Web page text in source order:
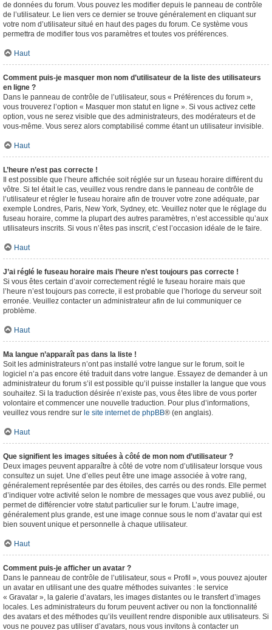
de données du forum. Vous pouvez les modifier depuis le panneau de contrôle
de l’utilisateur. Le lien vers ce dernier se trouve généralement en cliquant sur
votre nom d’utilisateur situé en haut des pages du forum. Ce système vous
permettra de modifier tous vos paramètres et toutes vos préférences.
Haut
Comment puis-je masquer mon nom d’utilisateur de la liste des utilisateurs
en ligne ?
Dans le panneau de contrôle de l’utilisateur, sous « Préférences du forum »,
vous trouverez l’option « Masquer mon statut en ligne ». Si vous activez cette
option, vous ne serez visible que des administrateurs, des modérateurs et de
vous-même. Vous serez alors comptabilisé comme étant un utilisateur invisible.
Haut
L’heure n’est pas correcte !
Il est possible que l’heure affichée soit réglée sur un fuseau horaire différent du
vôtre. Si tel était le cas, veuillez vous rendre dans le panneau de contrôle de
l’utilisateur et régler le fuseau horaire afin de trouver votre zone adéquate, par
exemple Londres, Paris, New York, Sydney, etc. Veuillez noter que le réglage du
fuseau horaire, comme la plupart des autres paramètres, n’est accessible qu’aux
utilisateurs inscrits. Si vous n’êtes pas inscrit, c’est l’occasion idéale de le faire.
Haut
J’ai réglé le fuseau horaire mais l’heure n’est toujours pas correcte !
Si vous êtes certain d’avoir correctement réglé le fuseau horaire mais que
l’heure n’est toujours pas correcte, il est probable que l’horloge du serveur soit
erronée. Veuillez contacter un administrateur afin de lui communiquer ce
problème.
Haut
Ma langue n’apparaît pas dans la liste !
Soit les administrateurs n’ont pas installé votre langue sur le forum, soit le
logiciel n’a pas encore été traduit dans votre langue. Essayez de demander à un
administrateur du forum s’il est possible qu’il puisse installer la langue que vous
souhaitez. Si la traduction désirée n’existe pas, vous êtes libre de vous porter
volontaire et commencer une nouvelle traduction. Pour plus d’informations,
veuillez vous rendre sur le site internet de phpBB® (en anglais).
Haut
Que signifient les images situées à côté de mon nom d’utilisateur ?
Deux images peuvent apparaître à côté de votre nom d’utilisateur lorsque vous
consultez un sujet. Une d’elles peut être une image associée à votre rang,
généralement représentée par des étoiles, des carrés ou des ronds. Elle permet
d’indiquer votre activité selon le nombre de messages que vous avez publié, ou
permet de différencier votre statut particulier sur le forum. L’autre image,
généralement plus grande, est une image connue sous le nom d’avatar qui est
bien souvent unique et personnelle à chaque utilisateur.
Haut
Comment puis-je afficher un avatar ?
Dans le panneau de contrôle de l’utilisateur, sous « Profil », vous pouvez ajouter
un avatar en utilisant une des quatre méthodes suivantes : le service
« Gravatar », la galerie d’avatars, les images distantes ou le transfert d’images
locales. Les administrateurs du forum peuvent activer ou non la fonctionnalité
des avatars et des méthodes qu’ils veuillent rendre disponible aux utilisateurs. Si
vous ne pouvez pas utiliser d’avatars, nous vous invitons à contacter un